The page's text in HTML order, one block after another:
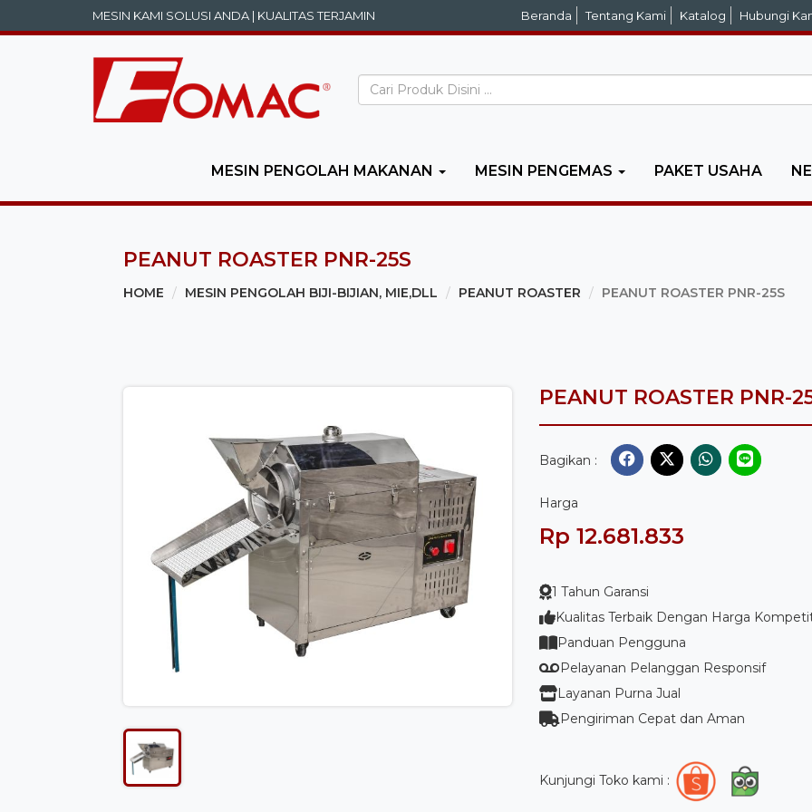
MESIN KAMI SOLUSI ANDA | KUALITAS TERJAMIN Beranda Tentang Kami Katalog Hubungi
MESIN PENGOLAH MAKANAN MESIN PENGEMAS PAKET USAHA
PEANUT ROASTER PNR-25S
HOME MESIN PENGOLAH BIJI-BIJIAN, MIE,DLL PEANUT ROASTER PEANUT ROASTER PNR-25S
PEANUT ROASTER PNR-
Bagikan :
Harga
Rp 12.681.833
1 Tahun Garansi
Kualitas Terbaik Dengan Harga
Panduan Pengguna
Pelayanan Pelanggan Responsif
Layanan Purna Jual
Pengiriman Cepat dan Aman
Kunjungi Toko kami :